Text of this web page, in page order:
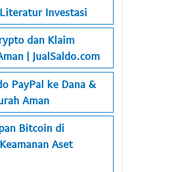
Investasi
dan Klaim
| JualSaldo.com
PayPal ke Dana &
Aman
Bitcoin di
Aset